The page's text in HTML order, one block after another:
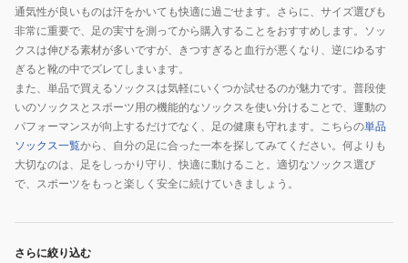
通気性が良いものは汗をかいても快適に過ごせます。さらに、サイズ選びも
非常に重要で、足の実寸を測ってから購入することをおすすめします。ソッ
クスは伸びる素材が多いですが、きつすぎると血行が悪くなり、逆にゆるす
ぎると靴の中でズレてしまいます。
また、単品で買えるソックスは気軽にいくつか試せるのが魅力です。普段使
いのソックスとスポーツ用の機能的なソックスを使い分けることで、運動の
パフォーマンスが向上するだけでなく、足の健康も守れます。こちらの単品
ソックス一覧から、自分の足に合った一本を探してみてください。何よりも
大切なのは、足をしっかり守り、快適に動けること。適切なソックス選び
で、スポーツをもっと楽しく安全に続けていきましょう。
さらに絞り込む